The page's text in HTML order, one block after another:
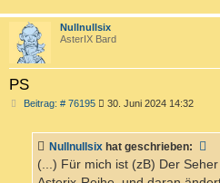
Nullnullsix
AsterIX Bard
PS
Beitrag: # 76195B
r
a
30. Juni 2024 14:32
Nullnullsix hat geschrieben:
(...) Für mich ist (zB) Der